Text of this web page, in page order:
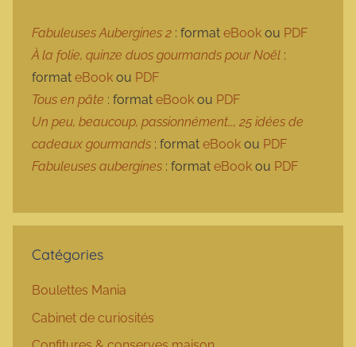
Fabuleuses Aubergines 2 : format eBook ou PDF
À la folie, quinze duos gourmands pour Noël :
format eBook ou PDF
Tous en pâte : format eBook ou PDF
Un peu, beaucoup, passionnément…, 25 idées de
cadeaux gourmands : format eBook ou PDF
Fabuleuses aubergines : format eBook ou PDF
Catégories
Boulettes Mania
Cabinet de curiosités